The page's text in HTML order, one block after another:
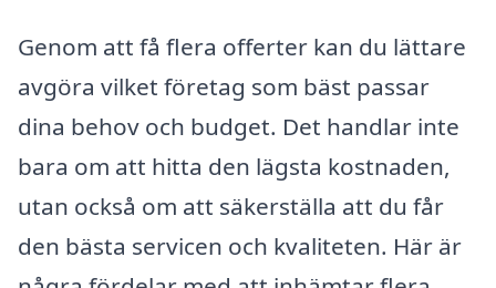
Genom att få flera offerter kan du lättare
avgöra vilket företag som bäst passar
dina behov och budget. Det handlar inte
bara om att hitta den lägsta kostnaden,
utan också om att säkerställa att du får
den bästa servicen och kvaliteten. Här är